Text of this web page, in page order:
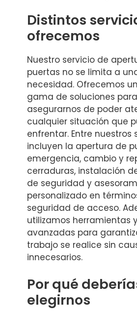
Distintos
ofrecemos
Nuestro servicio de
puertas no se limita a
necesidad. Ofrecemos
gama de soluciones para
asegurarnos de poder
cualquier situación que
enfrentar. Entre nuestros
incluyen la apertura de
emergencia, cambio y
cerraduras, instalación
de seguridad y
personalizado en
seguridad de acceso.
utilizamos herramientas
avanzadas para
trabajo se realice sin
innecesarios.
Por qué
elegirnos